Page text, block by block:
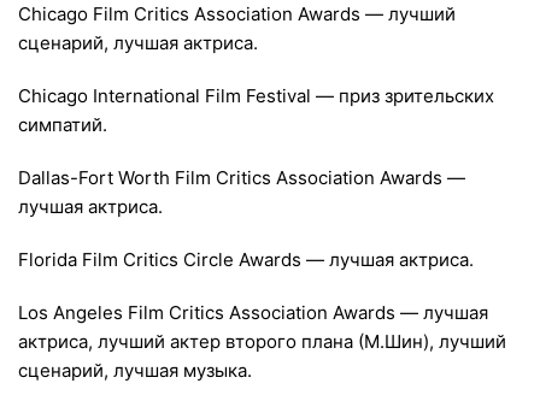
Chicago Film Critics Association Awards — лучший
сценарий, лучшая актриса.
Chicago International Film Festival — приз зрительских
симпатий.
Dallas-Fort Worth Film Critics Association Awards —
лучшая актриса.
Florida Film Critics Circle Awards — лучшая актриса.
Los Angeles Film Critics Association Awards — лучшая
актриса, лучший актер второго плана (М.Шин), лучший
сценарий, лучшая музыка.